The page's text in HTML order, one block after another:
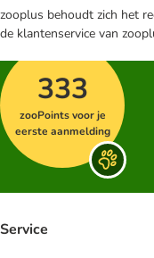
zooplus behoudt zich het
de klantenservice van
333
zooPoints voor je
eerste aanmelding
Service